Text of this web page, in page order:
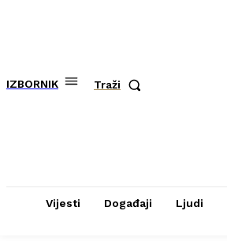
IZBORNIK Traži
Vijesti Događaji Ljudi